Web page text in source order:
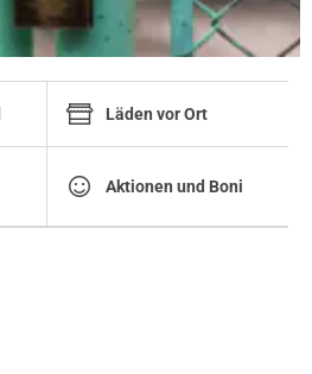
Läden vor Ort
Aktionen und Boni